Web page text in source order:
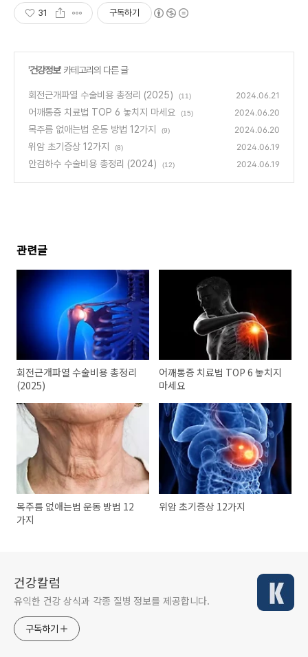
31 구독하기
'건강정보' 카테고리의 다른 글
회전근개파열 수술비용 총정리 (2025) (11) 2024.06.21
어깨통증 치료법 TOP 6 놓치지 마세요 (15) 2024.06.20
목주름 없애는법 운동 방법 12가지 (9) 2024.06.20
위암 초기증상 12가지 (8) 2024.06.19
안검하수 수술비용 총정리 (2024) (12) 2024.06.19
관련글
회전근개파열 수술비용 총정리
(2025)
어깨통증 치료법 TOP 6 놓치지
마세요
목주름 없애는법 운동 방법 12
가지
위암 초기증상 12가지
건강칼럼
유익한 건강 상식과 각종 질병 정보를 제공합니다.
구독하기